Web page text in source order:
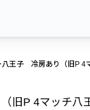
王子 冷房あり（旧P 4
P 4マッチ八